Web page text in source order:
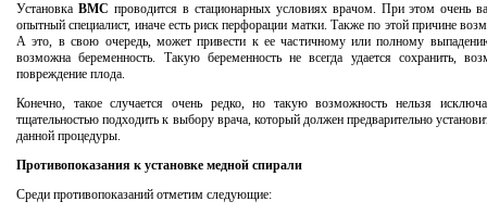
Установка ВМС проводится в стационарных условиях врачом. При этом очень
опытный специалист, иначе есть риск перфорации матки. Также по этой причине
А это, в свою очередь, может привести к ее частичному или полному
возможна беременность. Такую беременность не всегда удается сохранить,
повреждение плода.
Конечно, такое случается очень редко, но такую возможность нельзя
тщательностью подходить к выбору врача, который должен предварительно
данной процедуры.
Противопоказания к установке медной спирали
Среди противопоказаний отметим следующие: